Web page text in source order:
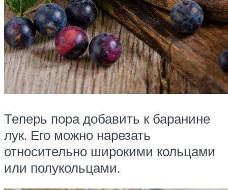
Теперь пора добавить к баранине
лук. Его можно нарезать
относительно широкими кольцами
или полукольцами.